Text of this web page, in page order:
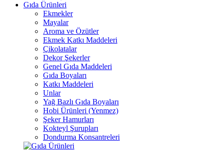
Gıda Ürünleri
Ekmekler
Mayalar
Aroma ve Özütler
Ekmek Katkı Maddeleri
Çikolatalar
Dekor Şekerler
Genel Gıda Maddeleri
Gıda Boyaları
Katkı Maddeleri
Unlar
Yağ Bazlı Gıda Boyaları
Hobi Ürünleri (Yenmez)
Şeker Hamurları
Kokteyl Şurupları
Dondurma Konsantreleri